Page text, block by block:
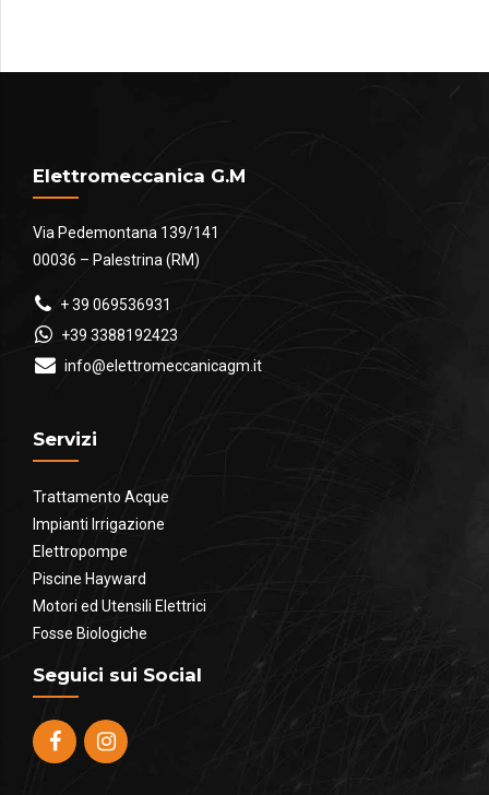
Elettromeccanica G.M
Via Pedemontana 139/141
00036 – Palestrina (RM)
+ 39 069536931
+39 3388192423
info@elettromeccanicagm.it
Servizi
Trattamento Acque
Impianti Irrigazione
Elettropompe
Piscine Hayward
Motori ed Utensili Elettrici
Fosse Biologiche
Seguici sui Social